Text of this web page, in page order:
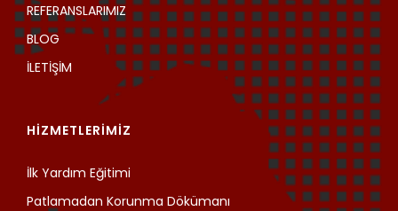
REFERANSLARIMIZ
BLOG
İLETİŞİM
HİZMETLERİMİZ
İlk Yardım Eğitimi
Patlamadan Korunma Dökümanı